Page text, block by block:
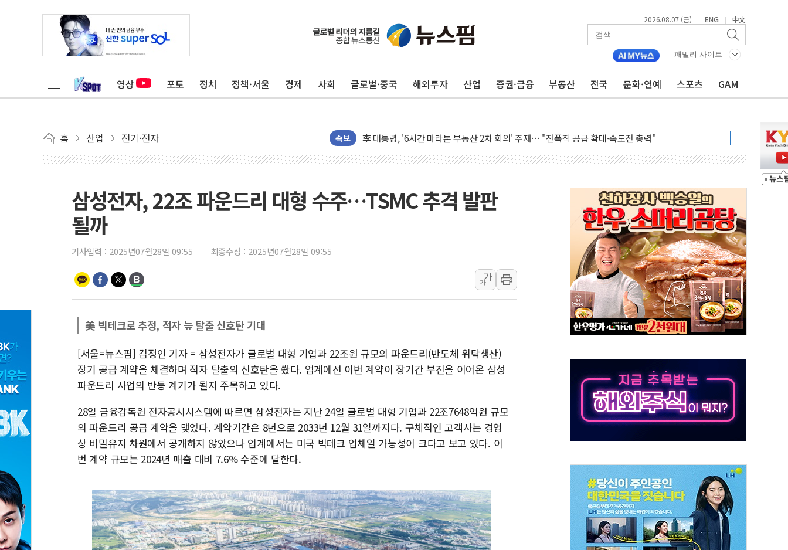
2026.08.07 (금) | ENG | 中文
패밀리 사이트
영상 포토 정치 정책·서울 경제 사회 글로벌·중국 해외투자 산업 증권·금융 부동산 전국 문화·연예 스포츠 GAM
홈 산업 전기·전자 속보
[AI MY 뉴스] 뉴욕 반도체주 프리뷰...美 고용 쇼크에 반도체주 '활짝'
뉴욕증시 프리뷰, 美 고용 쇼크에 금리 인상 우려 후퇴…나스닥 선물 1%대 상승
[사진] 이슬람 수니파 3개국, 공동방위협정 체결
뉴욕증시 개장 전 특징주...아틀라시안·클라우드플레어·태양광주↑ VS 트레이드데스크·웬디스↓
보훈부, 미 DPAA와 MOU… "6·25 미군 실종자 7359명 끝까지 찾겠다"
李 "해남 태양광, 대한민국 다음 100년 밑거름…수도권 집중 완화 전환점"
李 대통령, '6시간 마라톤 부동산 2차 회의' 주재… "전폭적 공급 확대·속도전 총력"
트럼프, 中 겨냥 폴리실리콘 관세 15% 부과…美 태양광주 급등
이란와이어 "이란 최고지도자 위독…곧 사망해도 놀랍지 않아"
남동발전, 해남군에 국내 최대 규모 400MW 태양광 착공…여의도 1.6배 규모
[인도증시] 중동 불안 속 유가 상승에 소폭 하락...금융주 낙폭 커
폭염 누그러지고 가뭄 숙지나...경북동해안권 8~9일 최대 100mm 호우
사우디·튀르키예·파키스탄, '공동방위협정' 체결… 수니파 국가들의 새 안보 협력 구도
용산공원·그린벨트로 또 충돌…반복되는 국토부-서울시 '정책 엇박자'
삼성전자, 22조 파운드리 대형 수주…TSMC 추격 발판
될까
기사입력 : 2025년07월28일 09:55 최종수정 : 2025년07월28일 09:55
가
가
美 빅테크로 추정, 적자 늪 탈출 신호탄 기대
[서울=뉴스핌] 김정인 기자 = 삼성전자가 글로벌 대형 기업과 22조원 규모의 파운드리(반도체 위탁생산)
장기 공급 계약을 체결하며 적자 탈출의 신호탄을 쐈다. 업계에선 이번 계약이 장기간 부진을 이어온 삼성
파운드리 사업의 반등 계기가 될지 주목하고 있다.
28일 금융감독원 전자공시시스템에 따르면 삼성전자는 지난 24일 글로벌 대형 기업과 22조7648억원 규모
의 파운드리 공급 계약을 맺었다. 계약기간은 8년으로 2033년 12월 31일까지다. 구체적인 고객사는 경영
상 비밀유지 차원에서 공개하지 않았으나 업계에서는 미국 빅테크 업체일 가능성이 크다고 보고 있다. 이
번 계약 규모는 2024년 매출 대비 7.6% 수준에 달한다.